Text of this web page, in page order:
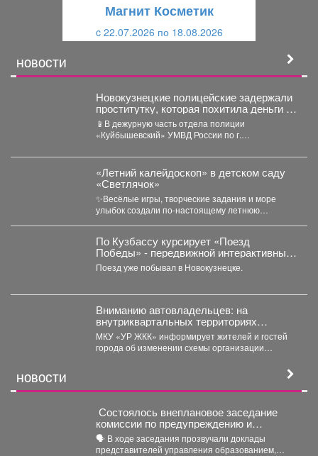
Магнит Косметик
c 22.07.2026 по 18.08.2026
НОВОСТИ
Новокузнецкие полицейские задержали
проститутку, которая похитила деньги у
клиента
📱В дежурную часть отдела полиции
«Куйбышевский» УМВД России по г.
житель....
«Летний калейдоскоп» в детском саду
«Светлячок»
✨Весёлые игры, творческие задания и море
улыбок создали по-настоящему летнюю
По Кузбассу курсирует «Поезд
Победы» - передвижной интерактивный
музей, рассказывающий о событиях
Великой Отечественной войны.
Поезд уже побывал в Новокузнецке.
Вниманию автовладельцев: на
внутриквартальных территориях
Междуреченского муниципального
округа вводятся ограничения стоянки.
МКУ «УР ЖКК» информирует жителей и гостей
города об изменении схемы организации
НОВОСТИ
Состоялось внеплановое заседание
комиссии по предупреждению и
ликвидации чрезвычайных ситуаций и
пожарной безопасности
🗣️ В ходе заседания прозвучали доклады
представителей управления образованием,